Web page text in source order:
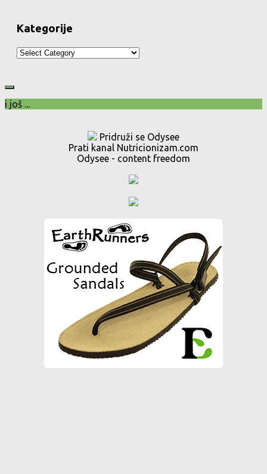
Kategorije
Kategorije
i još ...
Pridruži se Odysee
Prati kanal Nutricionizam.com
Odysee - content freedom